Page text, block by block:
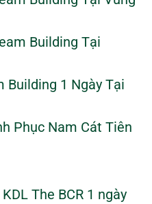
Building Tại
Building 1 Ngày Tại
Phục Nam Cát Tiên
The BCR 1 ngày